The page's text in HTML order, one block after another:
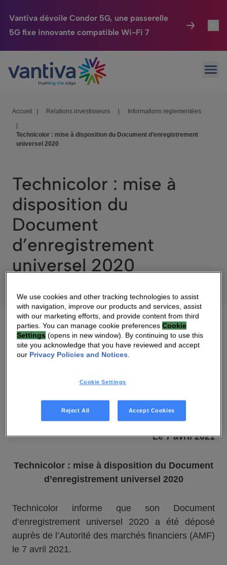
Vantiva dévoile Condor 5G, une passerelle
5G fixe innovante compatible Wi-Fi 7
Passer au contenu principal
Maison Connectée
HomeSight
Entreprise
Relations Investisseurs
Accueil Relations investisseurs
Informations reglementées
Technicolor : mise à disposition du Document d’enregistrement
universel 2020
Technicolor : mise à
disposition du
Document
d’enregistrement
universel 2020
07 AVR 2021 07:22 AM
ADRESSE WEB SOURCE
Le 7 avril 2021
Technicolor : mise à disposition du Document
d’enregistrement universel 2020
Technicolor informe que son Document
d’enregistrement universel 2020 a été déposé
auprès de l’Autorité des marchés financiers (AMF)
le 7 avril 2021.
We use cookies and other tracking technologies to assist
with navigation, improve our products and services, assist
with our marketing efforts, and provide content from third
parties. You can manage cookie preferencesCookie
Settings (opens in new window). By continuing to use this
site you acknowledge that you have reviewed and accept
our Privacy Policies and Notices.
Cookie Settings
Reject All Accept Cookies